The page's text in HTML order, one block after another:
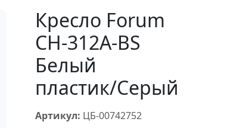
Кресло Forum
CH-312A-BS
Белый
пластик/Серый
Артикул: ЦБ-00742752